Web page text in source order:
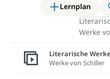
Lernplan
Werke
Literarische Werke
Werke von Schiller